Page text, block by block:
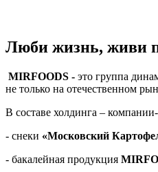
Люби жизнь, живи
MIRFOODS - это группа
не только на отечественном
В составе холдинга –
- снеки «Московский
- бакалейная продукция